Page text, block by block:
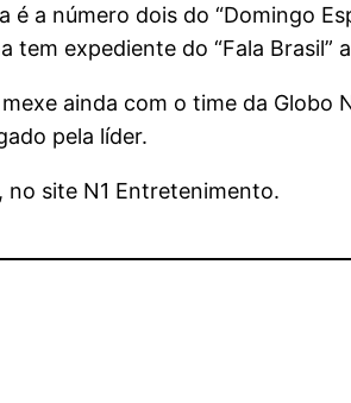
a número dois do “Domingo
expediente do “Fala Brasil”
ainda com o time da Globo
pela líder.
no site N1 Entretenimento.